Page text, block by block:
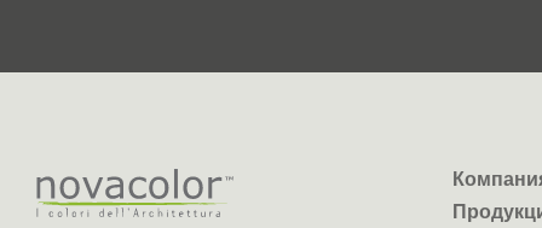
Novacolor